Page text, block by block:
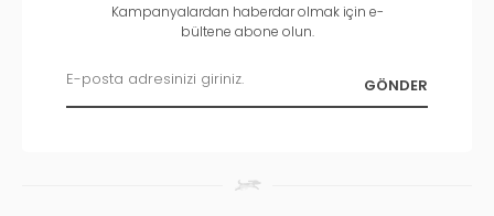
Kampanyalardan haberdar olmak için e-
bültene abone olun.